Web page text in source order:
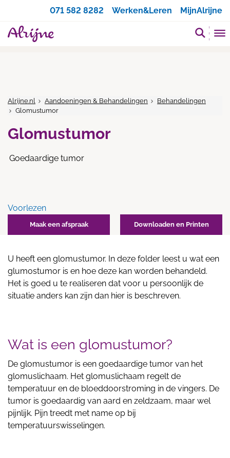
071 582 8282
Werken&Leren MijnAlrijne
Alrijne.nl Aandoeningen & Behandelingen
Behandelingen
Glomustumor
Glomustumor
Goedaardige tumor
Voorlezen
Maak een afspraak Downloaden en Printen
U heeft een glomustumor. In deze folder leest u wat een
glumostumor is en hoe deze kan worden behandeld.
Het is goed u te realiseren dat voor u persoonlijk de
situatie anders kan zijn dan hier is beschreven.
Wat is een glomustumor?
De glomustumor is een goedaardige tumor van het
glomuslichaam. Het glomuslichaam regelt de
temperatuur en de bloeddoorstroming in de vingers. De
tumor is goedaardig van aard en zeldzaam, maar wel
pijnlijk. Pijn treedt met name op bij
temperatuurswisselingen.